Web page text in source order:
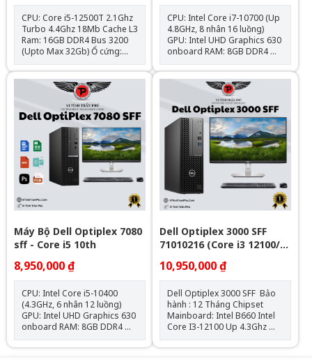
CPU: Core i5-12500T 2.1Ghz
Turbo 4.4Ghz 18Mb Cache L3
Ram: 16GB DDR4 Bus 3200
(Upto Max 32Gb) Ổ cứng:
SSD 256GB NVMe Đồ hoạ:
Intel UHD 770 Graphics
Optical: N/A Các tính năng
kèm theo: HDMI, NVME, SATA
III, USB 3.1, DisplayPort Cân
nặng: 1.33 Kg Adapter 65W –
11 License
CPU: Intel Core i7-10700 (Up
4.8GHz, 8 nhân 16 luồng)
GPU: Intel UHD Graphics 630
onboard RAM: 8GB DDR4
SSD: 256GB M.2 NVMe Hệ
điều hành: Chưa Bao Gồm
Máy Bộ Dell Optiplex 7080
sff - Core i5 10th
8,950,000 ₫
CPU: Intel Core i5-10400
(4.3GHz, 6 nhân 12 luồng)
GPU: Intel UHD Graphics 630
onboard RAM: 8GB DDR4
SSD: 256GB M.2 NVMe Hệ
điều hành: Chưa Bao Gồm
Dell Optiplex 3000 SFF
71010216 (Core i3 12100/
Intel B660/ 8GB/ 256GB
SSD/ Intel UHD Graphics
730/ Ubuntu)
10,950,000 ₫
Dell Optiplex 3000 SFF Bảo
hành : 12 Tháng Chipset
Mainboard: Intel B660 Intel
Core I3-12100 Up 4.3Ghz
Ram : 8GB DDR4 SSD
: 256GB VGA: Đồ họa HD